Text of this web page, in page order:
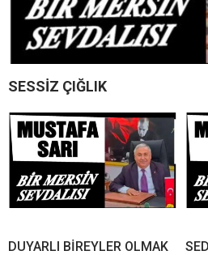
SESSİZ ÇIĞLIK
DUYARLI BİREYLER OLMAK